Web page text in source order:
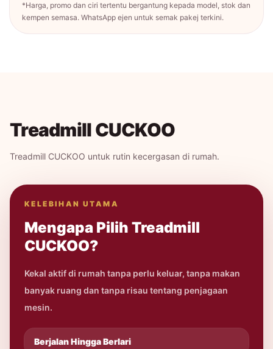
*Harga, promo dan ciri tertentu bergantung kepada model, stok dan
kempen semasa. WhatsApp ejen untuk semak pakej terkini.
Treadmill CUCKOO
Treadmill CUCKOO untuk rutin kecergasan di rumah.
KELEBIHAN UTAMA
Mengapa Pilih Treadmill
CUCKOO?
Kekal aktif di rumah tanpa perlu keluar, tanpa makan
banyak ruang dan tanpa risau tentang penjagaan
mesin.
Berjalan Hingga Berlari